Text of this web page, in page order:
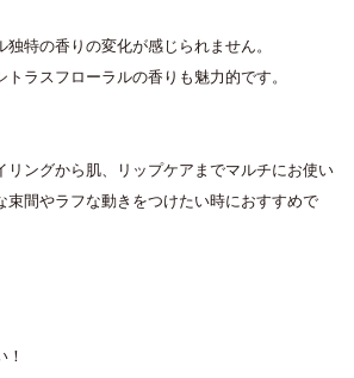
特の香りの変化が感じられません。
ラスフローラルの香りも魅力的です。
リングから肌、リップケアまでマルチにお使い
束間やラフな動きをつけたい時におすすめで
！